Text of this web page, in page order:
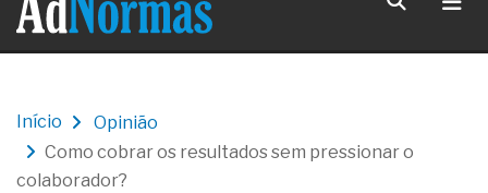
NBR ISO
Os critérios médicos da síndrome metabólica
A prevenção clínica da coceira no ânus
crônica
As causas médicas da queda dos cabelos ou
calvície
Início
Opinião
Como cobrar os resultados sem pressionar o
colaborador?